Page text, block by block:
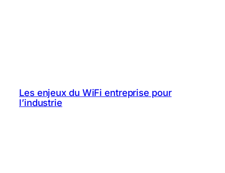
Les enjeux du WiFi entreprise pour
l’industrie